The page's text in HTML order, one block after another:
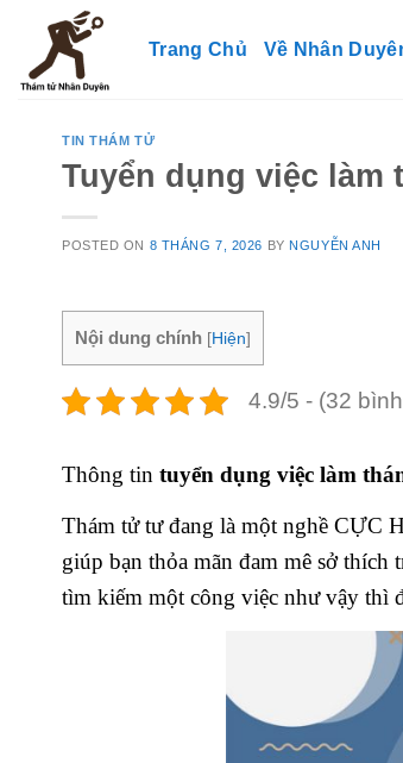
content
Trang Chủ Về Nhân
TIN THÁM TỬ
Tuyển dụng việc làm
POSTED ON 8 THÁNG 7, 2026 BY NGUYỄN ANH
Nội dung chính [Hiện]
4.9/5 - (32
Thông tin tuyển dụng việc làm
Thám tử tư đang là một nghề CỰC
giúp bạn thỏa mãn đam mê sở
tìm kiếm một công việc như vậy thì